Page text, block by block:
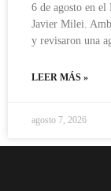
6 de agosto en
Javier Milei.
y revisaron una
LEER MÁS »
agosto 7, 2026